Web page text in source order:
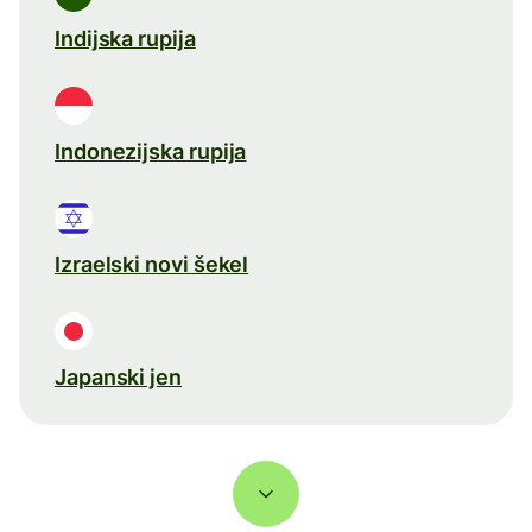
Indijska rupija
Indonezijska rupija
Izraelski novi šekel
Japanski jen